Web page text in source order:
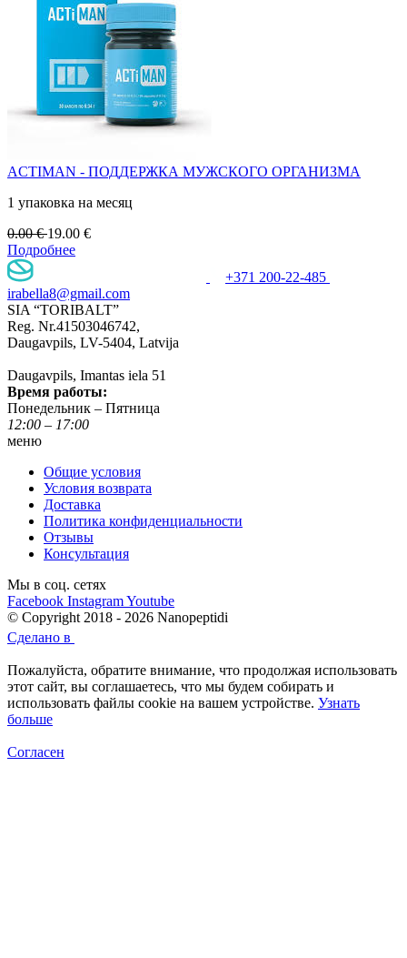
ACTIMAN - ПОДДЕРЖКА МУЖСКОГО ОРГАНИЗМА
1 упаковка на месяц
0.00€19.00 €
Подробнее
+371 200-22-485
irabella8@gmail.com
SIA “TORIBALT”
Reg. Nr.41503046742,
Daugavpils, LV-5404, Latvija
Daugavpils, Imantas iela 51
Время работы:
Понедельник – Пятница
12:00 – 17:00
меню
Общие условия
Условия возврата
Доставка
Политика конфиденциальности
Отзывы
Консультация
Мы в соц. сетях
Facebook InstagramYoutube
© Copyright 2018 - 2026 Nanopeptidi
Сделано в
Пожалуйста, обратите внимание, что продолжая использовать
этот сайт, вы соглашаетесь, что мы будем собирать и
использовать файлы cookie на вашем устройстве. Узнать
больше
Согласен